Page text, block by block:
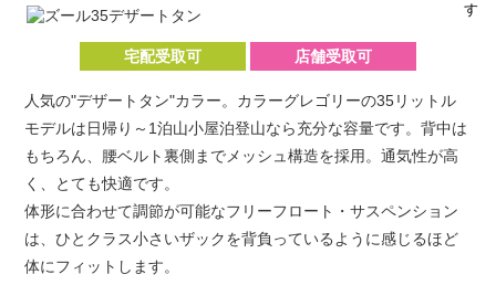
す
宅配受取可 店舗受取可
人気の"デザートタン"カラー。カラーグレゴリーの35リットル
モデルは日帰り～1泊山小屋泊登山なら充分な容量です。背中は
もちろん、腰ベルト裏側までメッシュ構造を採用。通気性が高
く、とても快適です。
体形に合わせて調節が可能なフリーフロート・サスペンション
は、ひとクラス小さいザックを背負っているように感じるほど
体にフィットします。